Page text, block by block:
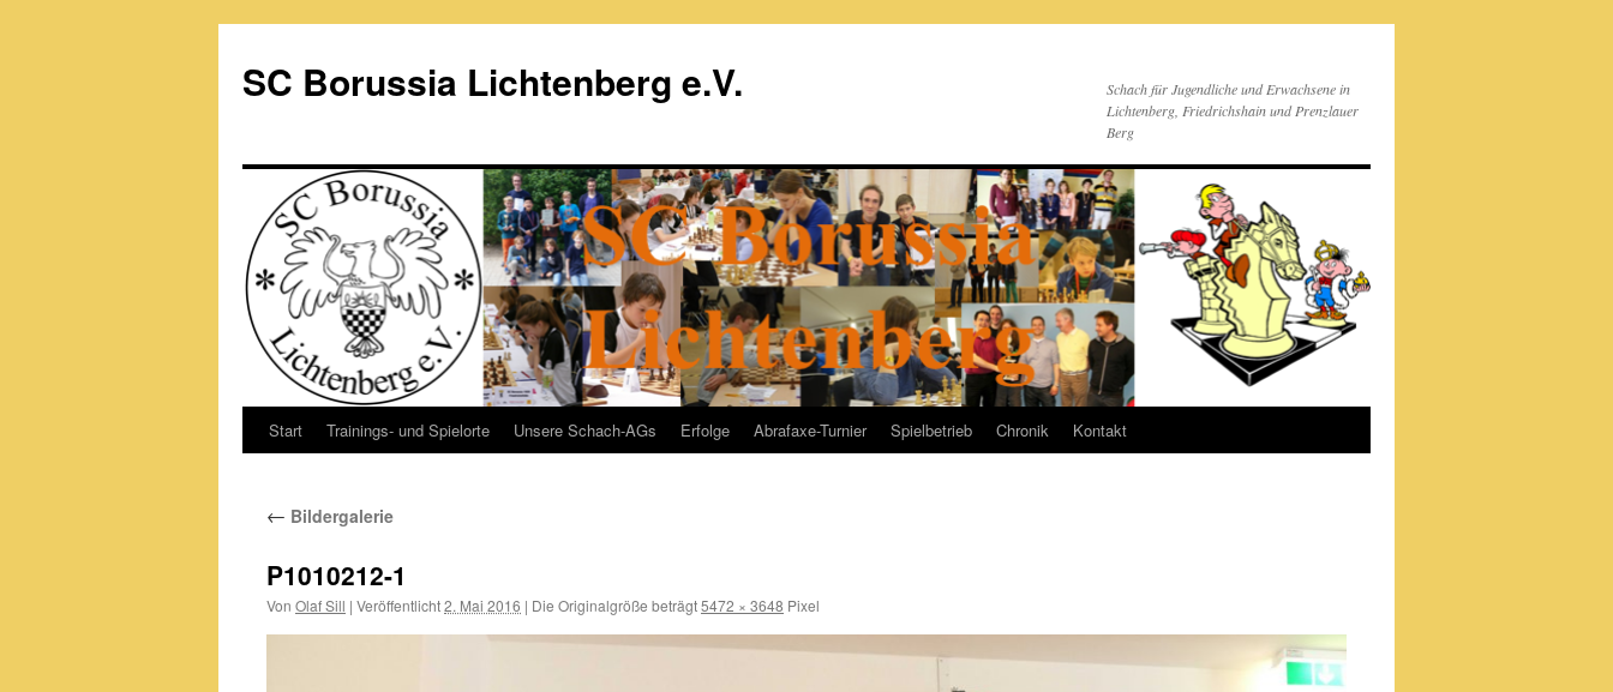
springen
SC Borussia Lichtenberg e.V.
Schach für Jugendliche und Erwachsene in
Lichtenberg, Friedrichshain und Prenzlauer
Berg
Start Trainings- und Spielorte Unsere Schach-AGs Erfolge Abrafaxe-Turnier Spielbetrieb Chronik Kontakt
← Bildergalerie
P1010212-1
Von Olaf Sill | Veröffentlicht2. Mai 2016 | Die Originalgröße beträgt5472 × 3648 Pixel